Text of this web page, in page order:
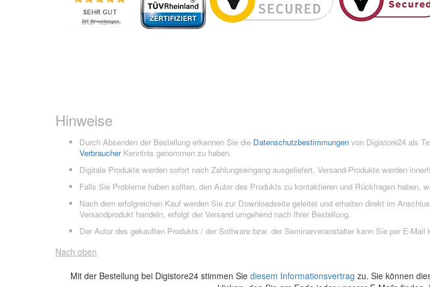
Hinweise
Durch Absenden der Bestellung erkennen Sie die Datenschutzbestimmungen von Digistore24 als
VerbraucherKenntnis genommen zu haben.
Digitale Produkte werden sofort nach Zahlungseingang ausgeliefert. Versand-Produkte werden
Falls Sie Probleme haben sollten, den Autor des Produkts zu kontaktieren und Rückfragen haben,
Nach dem erfolgreichen Kauf werden Sie zur Downloadseite geleitet und erhalten direkt im
Versandprodukt handeln, erfolgt der Versand umgehend nach Ihrer Bestellung.
Der Autor des gekauften Produkts / der Software bzw. der Seminarveranstalter kann Sie per E-Mail
Nach oben
Mit der Bestellung bei Digistore24 stimmen Sie diesem Informationsvertrag zu. Sie können